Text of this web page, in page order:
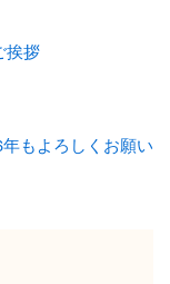
挨拶
もよろしくお願い